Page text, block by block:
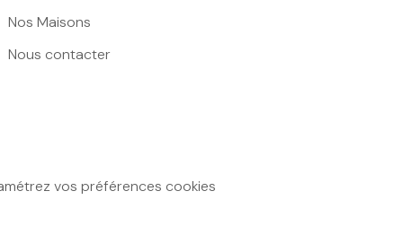
Nos Maisons
Nous contacter
vos préférences cookies